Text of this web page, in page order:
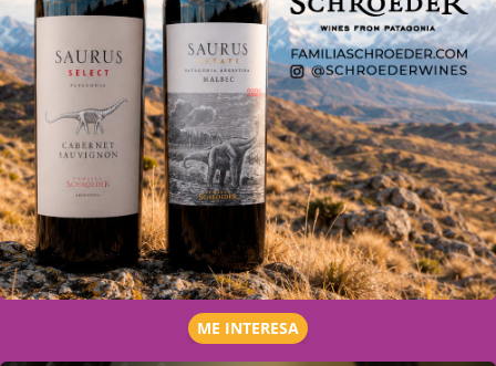
ME INTERESA